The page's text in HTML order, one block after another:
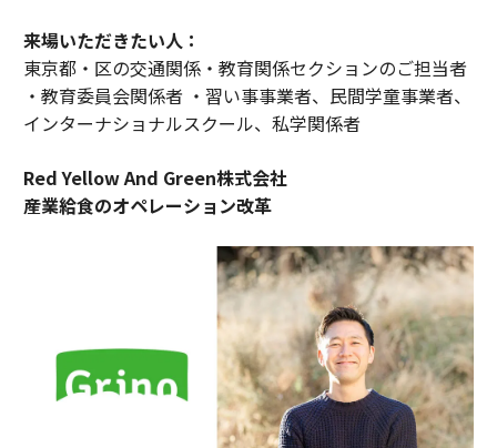
来場いただきたい人：
東京都・区の交通関係・教育関係セクションのご担当者
・教育委員会関係者 ・習い事事業者、民間学童事業者、
インターナショナルスクール、私学関係者
Red Yellow And Green株式会社
産業給食のオペレーション改革